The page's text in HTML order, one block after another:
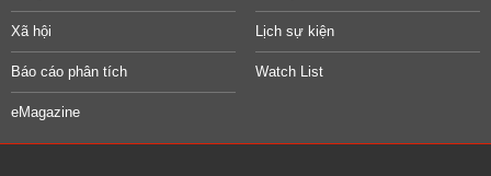
Xã hội Lịch sự kiện
Báo cáo phân tích Watch List
eMagazine